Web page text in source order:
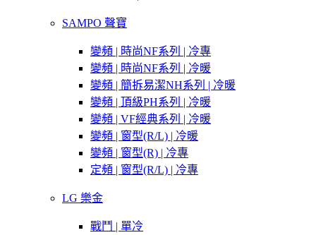
SAMPO 聲寶
變頻 | 時尚NF系列 | 冷專
變頻 | 時尚NF系列 | 冷暖
變頻 | 簡拆易潔NH系列 | 冷暖
變頻 | 頂級PH系列 | 冷暖
變頻 | VF經典系列 | 冷暖
變頻 | 窗型(R/L) | 冷暖
變頻 | 窗型(R) | 冷專
定頻 | 窗型(R/L) | 冷專
LG 樂金
戰鬥 | 單冷